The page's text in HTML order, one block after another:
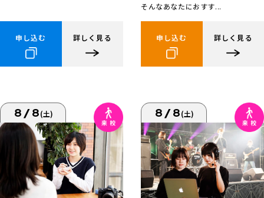
申し込む 詳しく見る
そんなあなたにおすす...
申し込む 詳しく見る
8/8(土) 8/8(土)